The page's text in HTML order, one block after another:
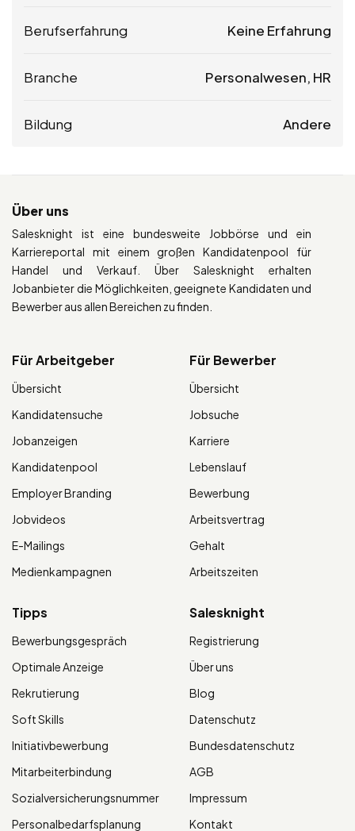
Berufserfahrung Keine Erfahrung
Branche Personalwesen, HR
Bildung Andere
Über uns
Salesknight ist eine bundesweite Jobbörse und ein
Karriereportal mit einem großen Kandidatenpool für
Handel und Verkauf. Über Salesknight erhalten
Jobanbieter die Möglichkeiten, geeignete Kandidaten und
Bewerber aus allen Bereichen zu finden.
Für Arbeitgeber
Übersicht
Kandidatensuche
Jobanzeigen
Kandidatenpool
Employer Branding
Jobvideos
E-Mailings
Medienkampagnen
Für Bewerber
Übersicht
Jobsuche
Karriere
Lebenslauf
Bewerbung
Arbeitsvertrag
Gehalt
Arbeitszeiten
Tipps
Bewerbungsgespräch
Optimale Anzeige
Rekrutierung
Soft Skills
Initiativbewerbung
Mitarbeiterbindung
Sozialversicherungsnummer
Personalbedarfsplanung
Salesknight
Registrierung
Über uns
Blog
Datenschutz
Bundesdatenschutz
AGB
Impressum
Kontakt